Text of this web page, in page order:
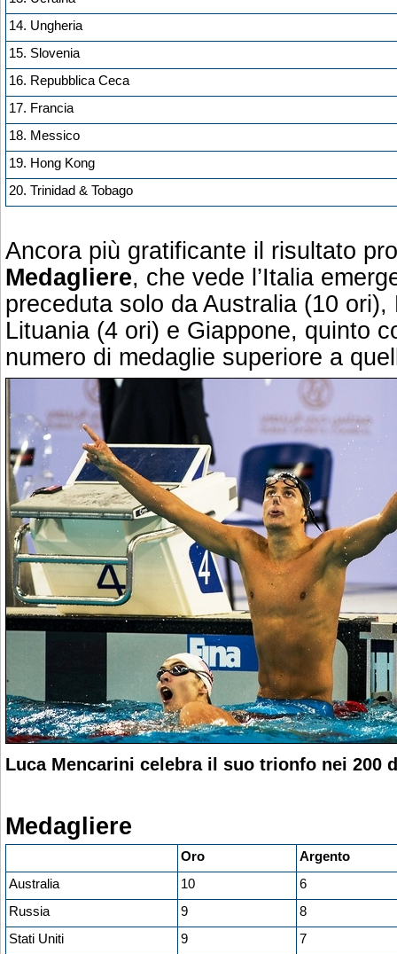
14. Ungheria
15. Slovenia
16. Repubblica Ceca
17. Francia
18. Messico
19. Hong Kong
20. Trinidad & Tobago
Ancora più gratificante il risultato
Medagliere, che vede l’Italia
preceduta solo da Australia (10
Lituania (4 ori) e Giappone, quinto
numero di medaglie superiore a
Luca Mencarini celebra il suo trionfo nei 200
Medagliere
Oro
Argento
Australia
10
6
Russia
9
8
Stati Uniti
9
7